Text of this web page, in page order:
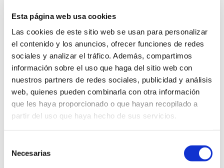
Esta página web usa cookies
Las cookies de este sitio web se usan para personalizar
el contenido y los anuncios, ofrecer funciones de redes
sociales y analizar el tráfico. Además, compartimos
información sobre el uso que haga del sitio web con
nuestros partners de redes sociales, publicidad y análisis
web, quienes pueden combinarla con otra información
que les haya proporcionado o que hayan recopilado a
partir del uso que haya hecho de sus servicios.
Necesarias
características innovadoras diseñadas para mejorar la
calidad del producto, el rendimiento, la eficiencia
energética y la seguridad alimentaria:
Control de temperatura multizona
El cocedor utiliza tres zonas de temperatura distintas,
permitiendo ajustes precisos en cada una de ellas. Esta
flexibilidad garantiza que el núcleo de las gambas
alcance los 73°C necesarios para la seguridad
alimentaria, mientras que la superficie permanece por
conservando la textura y el sabor.